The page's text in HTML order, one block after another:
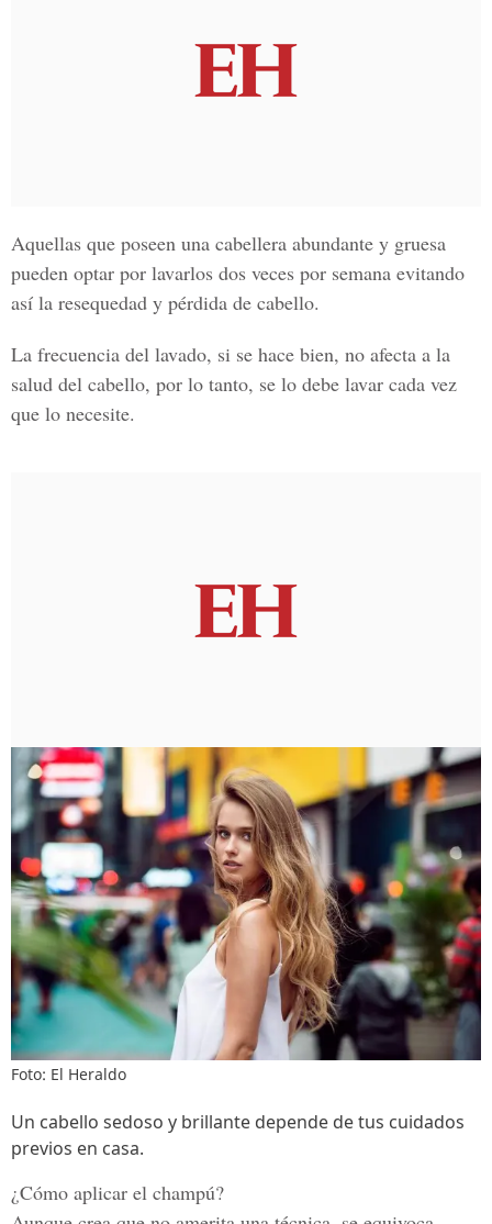
Aquellas que poseen una cabellera abundante y gruesa
pueden optar por lavarlos dos veces por semana evitando
así la resequedad y pérdida de cabello.
La frecuencia del lavado, si se hace bien, no afecta a la
salud del cabello, por lo tanto, se lo debe lavar cada vez
que lo necesite.
Foto: El Heraldo
Un cabello sedoso y brillante depende de tus cuidados
previos en casa.
¿Cómo aplicar el champú?